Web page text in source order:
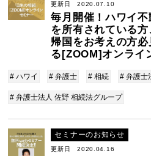
更新日 2020.07.10
毎月開催！ハワイ
を所有されている
帰国をお考えの方
る[ZOOM]オンライ
# ハワイ # 弁護士 # 相続 # 弁護士
# 弁護士法人 佐野 相続法グループ
セミナーのお知らせ
更新日 2020.04.16